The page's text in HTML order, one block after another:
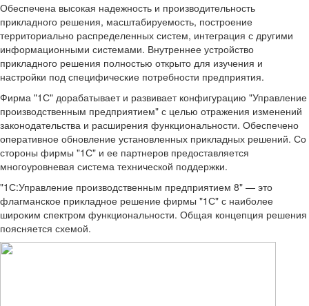
Обеспечена высокая надежность и производительность
прикладного решения, масштабируемость, построение
территориально распределенных систем, интеграция с другими
информационными системами. Внутреннее устройство
прикладного решения полностью открыто для изучения и
настройки под специфические потребности предприятия.
Фирма "1С" дорабатывает и развивает конфигурацию "Управление
производственным предприятием" с целью отражения изменений
законодательства и расширения функциональности. Обеспечено
оперативное обновление установленных прикладных решений. Со
стороны фирмы "1С" и ее партнеров предоставляется
многоуровневая система технической поддержки.
"1С:Управление производственным предприятием 8" — это
флагманское прикладное решение фирмы "1С" с наиболее
широким спектром функциональности. Общая концепция решения
поясняется схемой.